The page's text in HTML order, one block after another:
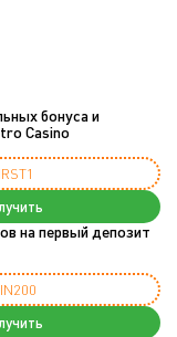
бонуса и
Casino
на первый депозит